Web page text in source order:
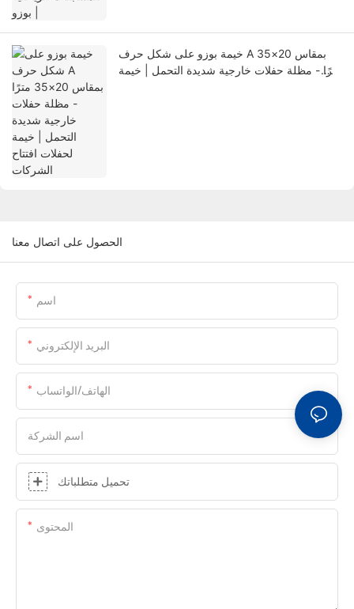
خيمة بوزو على شكل حرف A بمقاس 20×35
مترًا - مظلة حفلات خارجية شديدة التحمل | خيمة
الحصول على اتصال معنا
اسم
البريد الإلكتروني
الهاتف/الواتساب
اسم الشركة
تحميل متطلباتك
المحتوى